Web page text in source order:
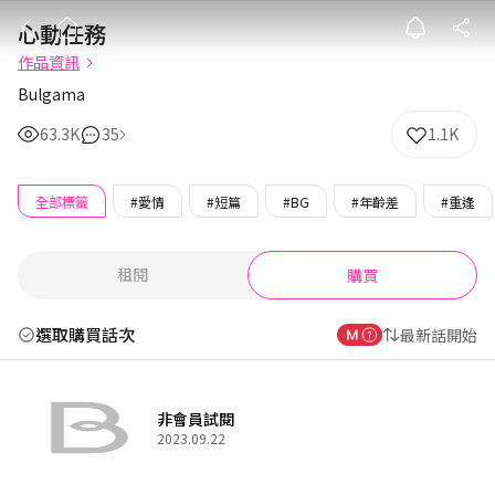
心動任務
心動任務
作品資訊
Bulgama
63.3K
35 1.1K
全部標籤 #愛情 #短篇 #BG #年齡差 #重逢
租閱 購買
選取購買話次 最新話開始
非會員試閱
2023.09.22